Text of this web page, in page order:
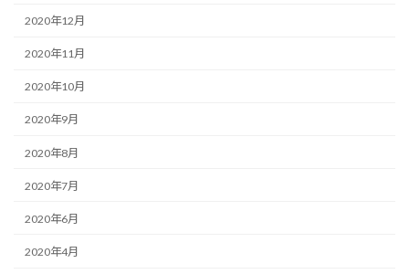
2020年12月
2020年11月
2020年10月
2020年9月
2020年8月
2020年7月
2020年6月
2020年4月